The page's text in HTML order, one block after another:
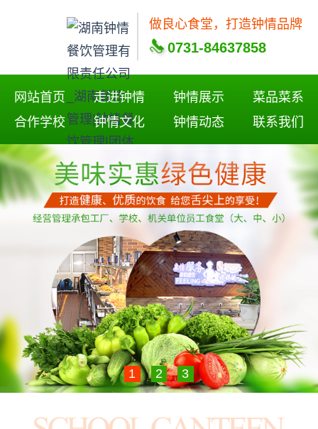
做良心食堂，打造钟情品牌
0731-84637858
网站首页 走进钟情 钟情展示
菜品菜系
合作学校
钟情文化 钟情动态 联系我们
1 2 3